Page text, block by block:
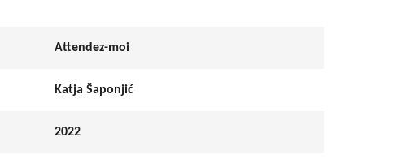
Attendez-moi
Katja Šaponjić
2022